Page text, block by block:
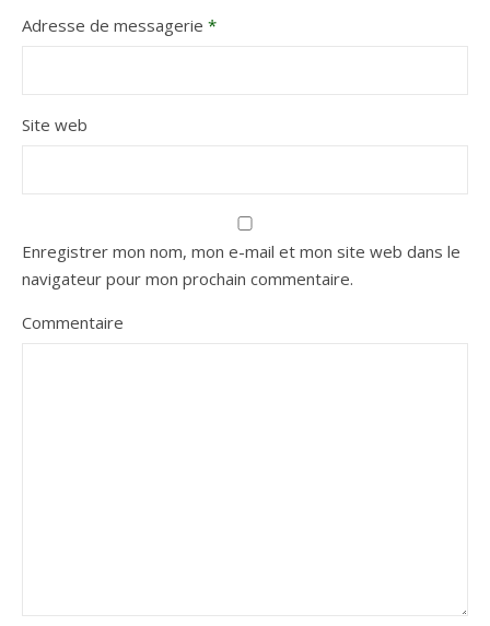
Adresse de messagerie *
Site web
Enregistrer mon nom, mon e-mail et mon site web dans le
navigateur pour mon prochain commentaire.
Commentaire